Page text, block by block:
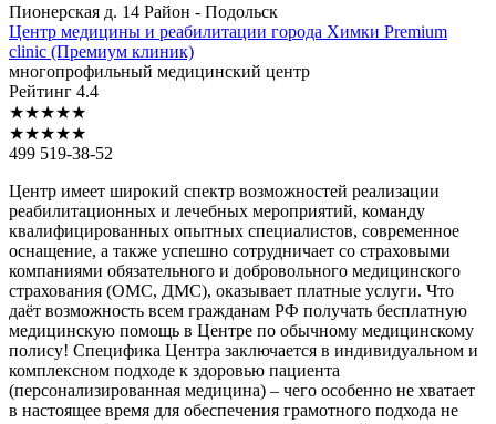
Пионерская д. 14 Район - Подольск
Центр медицины и реабилитации города Химки Premium
clinic (Премиум клиник)
многопрофильный медицинский центр
Рейтинг 4.4
★★★★★
★★★★★
499 519-38-52
Центр имеет широкий спектр возможностей реализации
реабилитационных и лечебных мероприятий, команду
квалифицированных опытных специалистов, современное
оснащение, а также успешно сотрудничает со страховыми
компаниями обязательного и добровольного медицинского
страхования (ОМС, ДМС), оказывает платные услуги. Что
даёт возможность всем гражданам РФ получать бесплатную
медицинскую помощь в Центре по обычному медицинскому
полису! Специфика Центра заключается в индивидуальном и
комплексном подходе к здоровью пациента
(персонализированная медицина) – чего особенно не хватает
в настоящее время для обеспечения грамотного подхода не